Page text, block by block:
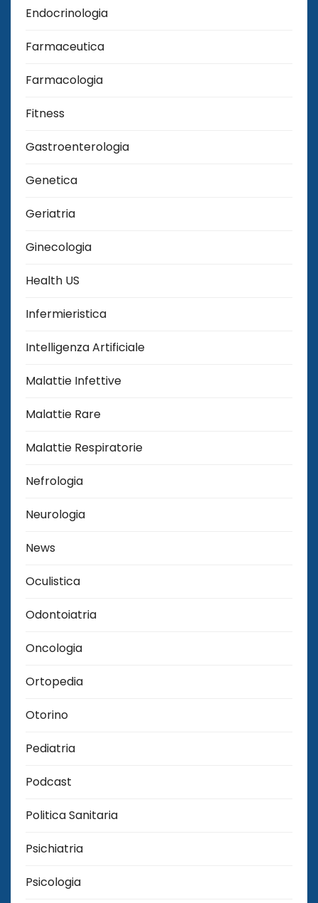
Endocrinologia
Farmaceutica
Farmacologia
Fitness
Gastroenterologia
Genetica
Geriatria
Ginecologia
Health US
Infermieristica
Intelligenza Artificiale
Malattie Infettive
Malattie Rare
Malattie Respiratorie
Nefrologia
Neurologia
News
Oculistica
Odontoiatria
Oncologia
Ortopedia
Otorino
Pediatria
Podcast
Politica Sanitaria
Psichiatria
Psicologia